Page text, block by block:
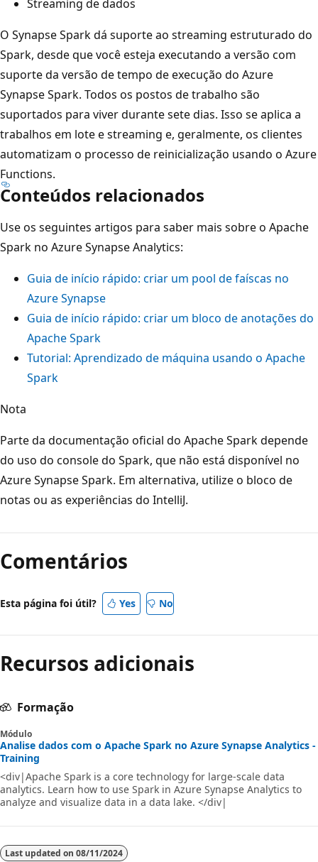
Streaming de dados
O Synapse Spark dá suporte ao streaming estruturado do
Spark, desde que você esteja executando a versão com
suporte da versão de tempo de execução do Azure
Synapse Spark. Todos os postos de trabalho são
suportados para viver durante sete dias. Isso se aplica a
trabalhos em lote e streaming e, geralmente, os clientes
automatizam o processo de reinicialização usando o Azure
Functions.
Conteúdos relacionados
Use os seguintes artigos para saber mais sobre o Apache
Spark no Azure Synapse Analytics:
Guia de início rápido: criar um pool de faíscas no
Azure Synapse
Guia de início rápido: criar um bloco de anotações do
Apache Spark
Tutorial: Aprendizado de máquina usando o Apache
Spark
Nota
Parte da documentação oficial do Apache Spark depende
do uso do console do Spark, que não está disponível no
Azure Synapse Spark. Em alternativa, utilize o bloco de
notas ou as experiências do IntelliJ.
Comentários
Esta página foi útil? Yes No
Recursos adicionais
Formação
Módulo
Analise dados com o Apache Spark no Azure Synapse Analytics -
Training
<div|Apache Spark is a core technology for large-scale data
analytics. Learn how to use Spark in Azure Synapse Analytics to
analyze and visualize data in a data lake. </div|
Last updated on 08/11/2024